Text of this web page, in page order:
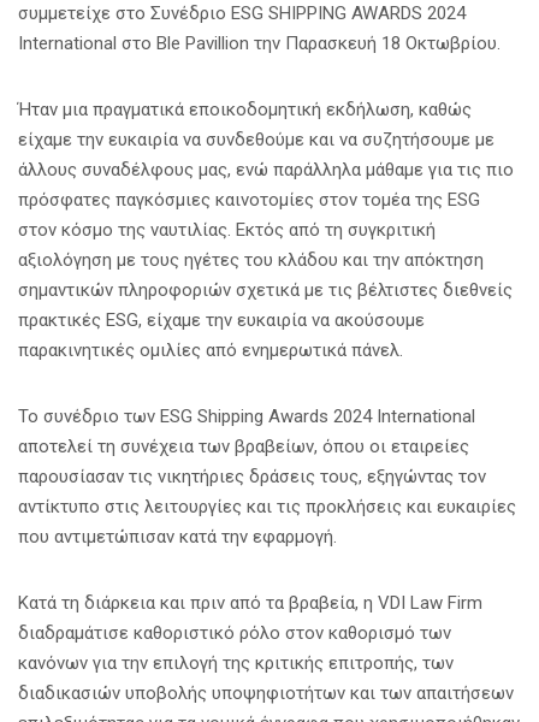
συμμετείχε στο Συνέδριο ESG SHIPPING AWARDS 2024
International στο Ble Pavillion την Παρασκευή 18 Οκτωβρίου.
Ήταν μια πραγματικά εποικοδομητική εκδήλωση, καθώς
είχαμε την ευκαιρία να συνδεθούμε και να συζητήσουμε με
άλλους συναδέλφους μας, ενώ παράλληλα μάθαμε για τις πιο
πρόσφατες παγκόσμιες καινοτομίες στον τομέα της ESG
στον κόσμο της ναυτιλίας. Εκτός από τη συγκριτική
αξιολόγηση με τους ηγέτες του κλάδου και την απόκτηση
σημαντικών πληροφοριών σχετικά με τις βέλτιστες διεθνείς
πρακτικές ESG, είχαμε την ευκαιρία να ακούσουμε
παρακινητικές ομιλίες από ενημερωτικά πάνελ.
Το συνέδριο των ESG Shipping Awards 2024 International
αποτελεί τη συνέχεια των βραβείων, όπου οι εταιρείες
παρουσίασαν τις νικητήριες δράσεις τους, εξηγώντας τον
αντίκτυπο στις λειτουργίες και τις προκλήσεις και ευκαιρίες
που αντιμετώπισαν κατά την εφαρμογή.
Κατά τη διάρκεια και πριν από τα βραβεία, η VDI Law Firm
διαδραμάτισε καθοριστικό ρόλο στον καθορισμό των
κανόνων για την επιλογή της κριτικής επιτροπής, των
διαδικασιών υποβολής υποψηφιοτήτων και των απαιτήσεων